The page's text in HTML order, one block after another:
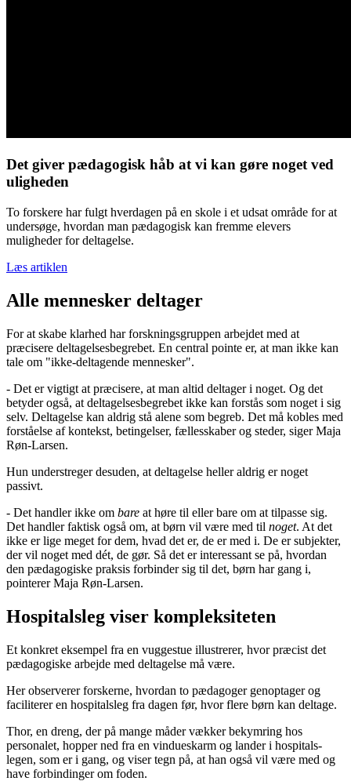
Det giver pædagogisk håb at vi kan gøre noget ved
uligheden
To forskere har fulgt hverdagen på en skole i et udsat område for at
undersøge, hvordan man pædagogisk kan fremme elevers
muligheder for deltagelse.
Læs artiklen
Alle mennesker deltager
For at skabe klarhed har forskningsgruppen arbejdet med at
præcisere deltagelsesbegrebet. En central pointe er, at man ikke kan
tale om "ikke-deltagende mennesker".
- Det er vigtigt at præcisere, at man altid deltager i noget. Og det
betyder også, at deltagelsesbegrebet ikke kan forstås som noget i sig
selv. Deltagelse kan aldrig stå alene som begreb. Det må kobles med
forståelse af kontekst, betingelser, fællesskaber og steder, siger Maja
Røn-Larsen.
Hun understreger desuden, at deltagelse heller aldrig er noget
passivt.
- Det handler ikke om bare at høre til eller bare om at tilpasse sig.
Det handler faktisk også om, at børn vil være med til noget. At det
ikke er lige meget for dem, hvad det er, de er med i. De er subjekter,
der vil noget med dét, de gør. Så det er interessant se på, hvordan
den pædagogiske praksis forbinder sig til det, børn har gang i,
pointerer Maja Røn-Larsen.
Hospitalsleg viser kompleksiteten
Et konkret eksempel fra en vuggestue illustrerer, hvor præcist det
pædagogiske arbejde med deltagelse må være.
Her observerer forskerne, hvordan to pædagoger genoptager og
faciliterer en hospitalsleg fra dagen før, hvor flere børn kan deltage.
Thor, en dreng, der på mange måder vækker bekymring hos
personalet, hopper ned fra en vindueskarm og lander i hospitals-
legen, som er i gang, og viser tegn på, at han også vil være med og
have forbindinger om foden.